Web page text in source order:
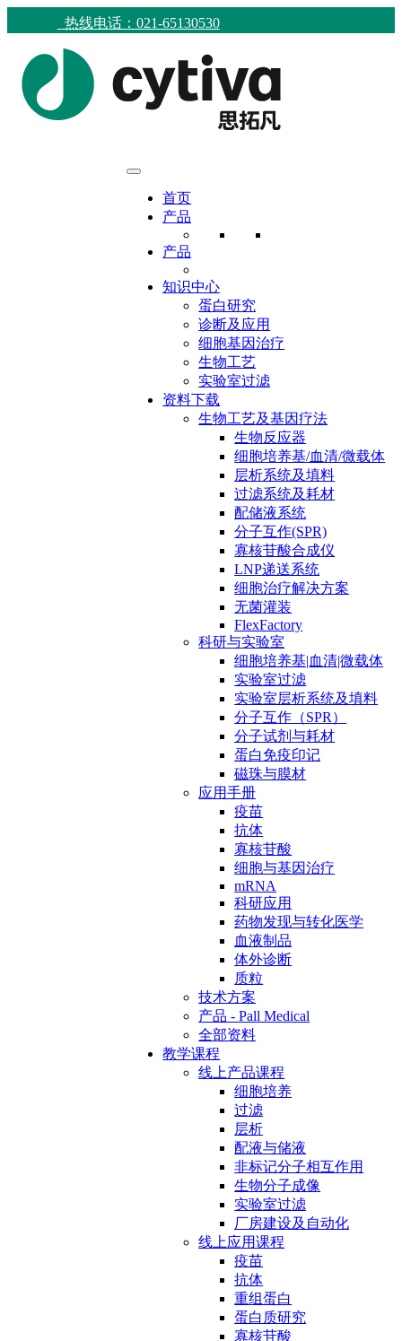
热线电话：021-65130530
首页
产品
产品
知识中心
蛋白研究
诊断及应用
细胞基因治疗
生物工艺
实验室过滤
资料下载
生物工艺及基因疗法
生物反应器
细胞培养基/血清/微载体
层析系统及填料
过滤系统及耗材
配储液系统
分子互作(SPR)
寡核苷酸合成仪
LNP递送系统
细胞治疗解决方案
无菌灌装
FlexFactory
科研与实验室
细胞培养基|血清|微载体
实验室过滤
实验室层析系统及填料
分子互作（SPR）
分子试剂与耗材
蛋白免疫印记
磁珠与膜材
应用手册
疫苗
抗体
寡核苷酸
细胞与基因治疗
mRNA
科研应用
药物发现与转化医学
血液制品
体外诊断
质粒
技术方案
产品 - Pall Medical
全部资料
教学课程
线上产品课程
细胞培养
过滤
层析
配液与储液
非标记分子相互作用
生物分子成像
实验室过滤
厂房建设及自动化
线上应用课程
疫苗
抗体
重组蛋白
蛋白质研究
寡核苷酸